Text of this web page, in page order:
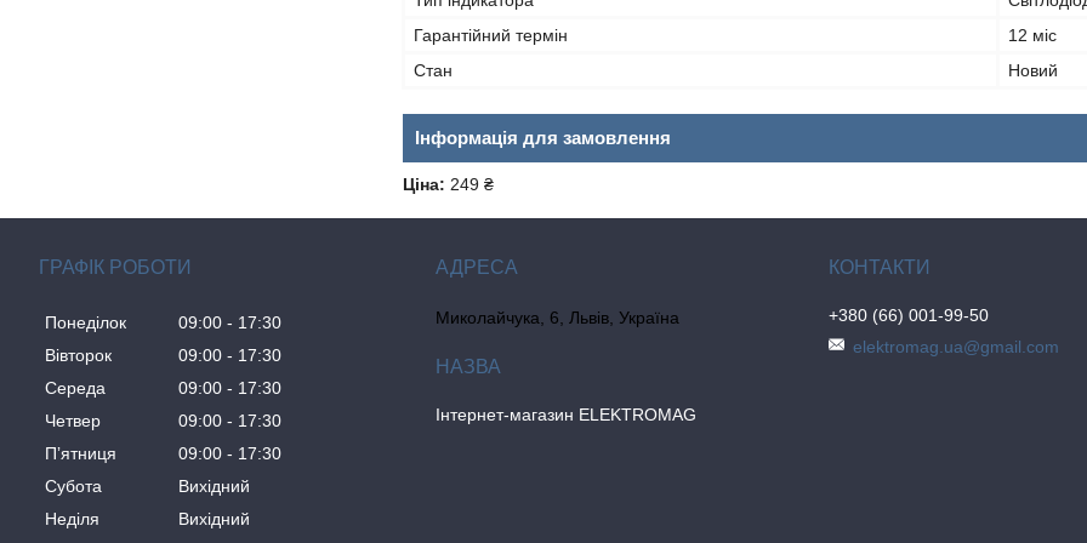
Гарантійний термін
12 міс
Стан
Новий
Інформація для замовлення
Ціна: 249 ₴
ГРАФІК РОБОТИ
Понеділок 09:00
17:30
Вівторок
09:00
17:30
Середа
09:00
17:30
Четвер
09:00
17:30
Пʼятниця
09:00
17:30
Субота
Вихідний
Неділя
Вихідний
Миколайчука, 6, Львів, Україна
Інтернет-магазин ELEKTROMAG
+380 (66) 001-99-50
elektromag.ua@gmail.com